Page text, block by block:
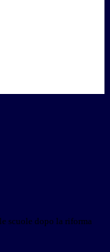
scuole dopo la riforma